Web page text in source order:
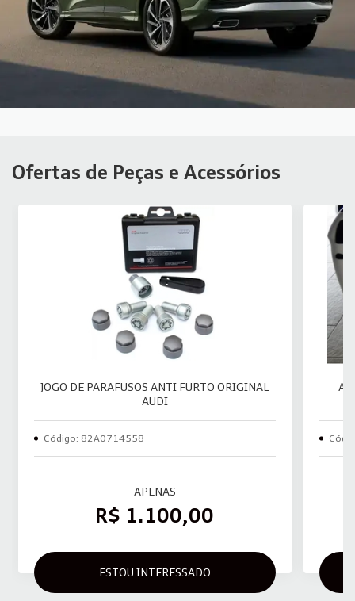
Ofertas de Peças e Acessórios
JOGO DE PARAFUSOS ANTI FURTO ORIGINAL
AUDI
Código: 82A0714558
APENAS
R$ 1.100,00
ESTOU INTERESSADO